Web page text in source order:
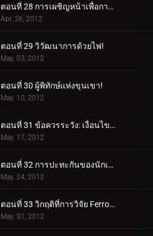
ตอนที่ 28 การเผชิญหน้าเพื่อการฟื้นฟู! (2)
Apr. 26, 2012
ตอนที่ 29 วิวัฒนาการด้วยไฟ!
May. 03, 2012
ตอนที่ 30 ผู้พิทักษ์แห่งขุนเขา!
May. 10, 2012
ตอนที่ 31 ข้อควรระวัง: เงื่อนไขการต่อสู้น้ำแข็ง!
May. 17, 2012
ตอนที่ 32 การปะทะกันของนักเลง!
May. 24, 2012
ตอนที่ 33 วิกฤติที่การวิจัย Ferroseed!
May. 31, 2012